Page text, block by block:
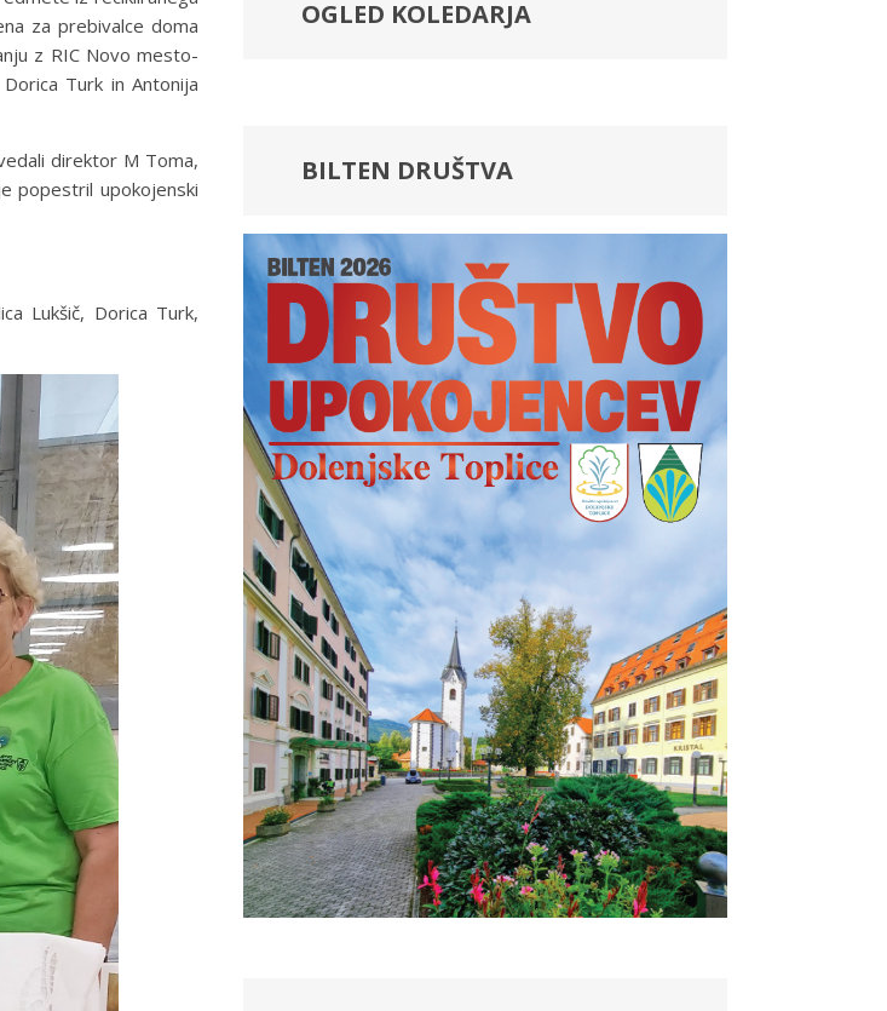
za prebivalce doma
z RIC Novo mesto-
Turk in Antonija
direktor M Toma,
popestril upokojenski
Lukšič, Dorica Turk,
OGLED KOLEDARJA
BILTEN DRUŠTVA